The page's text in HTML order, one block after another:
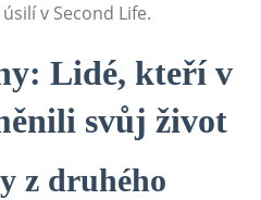
v Second Life.
Lidé, kteří v
svůj život
z druhého